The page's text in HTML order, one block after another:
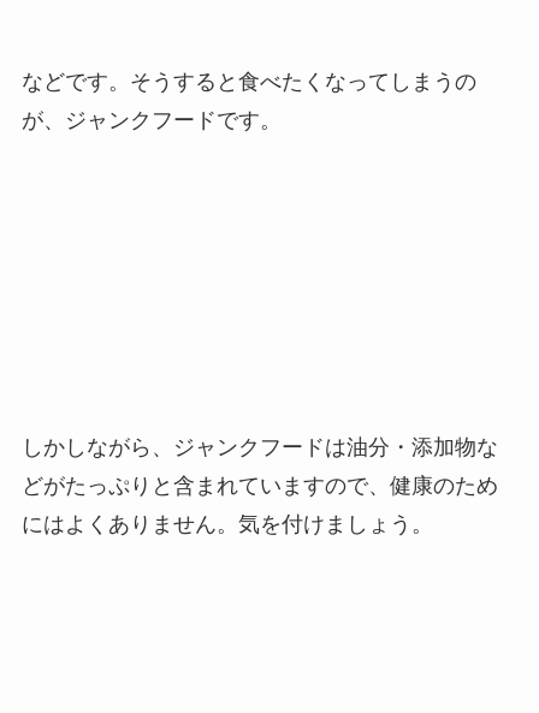
などです。そうすると食べたくなってしまうの
が、ジャンクフードです。
しかしながら、ジャンクフードは油分・添加物な
どがたっぷりと含まれていますので、健康のため
にはよくありません。気を付けましょう。